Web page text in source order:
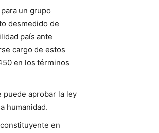
un grupo
desmedido de
país ante
cargo de estos
en los términos
aprobar la ley
humanidad.
en